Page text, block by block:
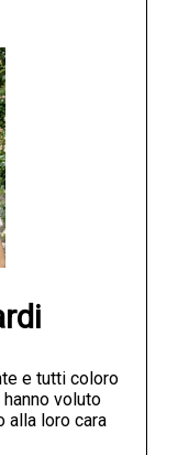
e tutti coloro
voluto
alla loro cara